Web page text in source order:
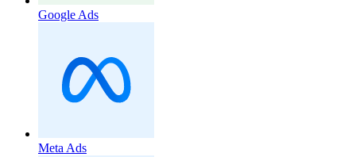
Google Ads
Meta Ads